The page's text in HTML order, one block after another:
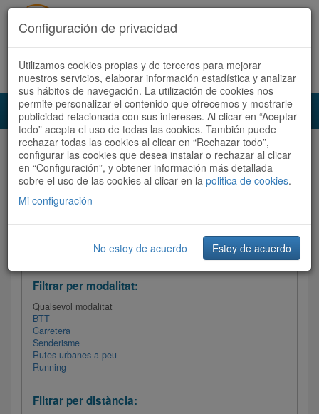
Accedeix Registra't ara Español Català
Audioruta Totes les rutes
Totes les rutes Ordenar per:Més recents/ Dificultat
Filtrar les rutes
Filtrar per modalitat:
Qualsevol modalitat
BTT
Carretera
Senderisme
Rutes urbanes a peu
Running
Filtrar per distància:
Configuración de privacidad
Utilizamos cookies propias y de terceros para mejorar
nuestros servicios, elaborar información estadística y analizar
sus hábitos de navegación. La utilización de cookies nos
permite personalizar el contenido que ofrecemos y mostrarle
publicidad relacionada con sus intereses. Al clicar en “Aceptar
todo” acepta el uso de todas las cookies. También puede
rechazar todas las cookies al clicar en “Rechazar todo”,
configurar las cookies que desea instalar o rechazar al clicar
en “Configuración”, y obtener información más detallada
sobre el uso de las cookies al clicar en la politica de cookies.
Mi configuración
No estoy de acuerdo Estoy de acuerdo